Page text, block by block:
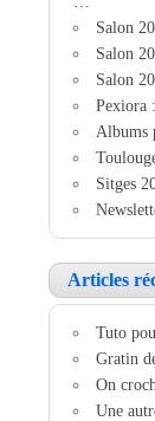
Salon
Salon
Salon
Pexiora
Albums
Sitges
Articles
Tuto
Gratin
On
Une